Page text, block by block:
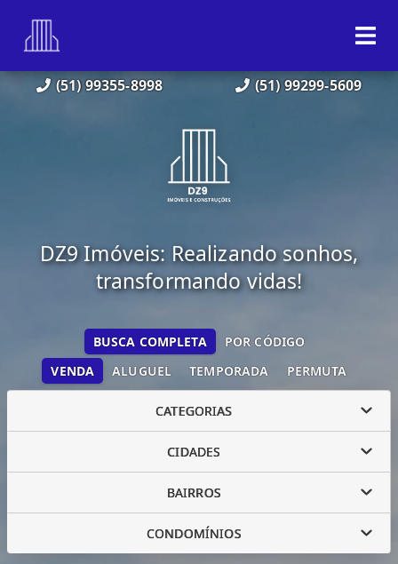
(51) 99355-8998 (51) 99299-5609
DZ9 Imóveis: Realizando sonhos,
transformando vidas!
VENDA ALUGUEL TEMPORADA PERMUTA
BUSCA COMPLETA POR CÓDIGO
CATEGORIAS
CIDADES
BAIRROS
CONDOMÍNIOS